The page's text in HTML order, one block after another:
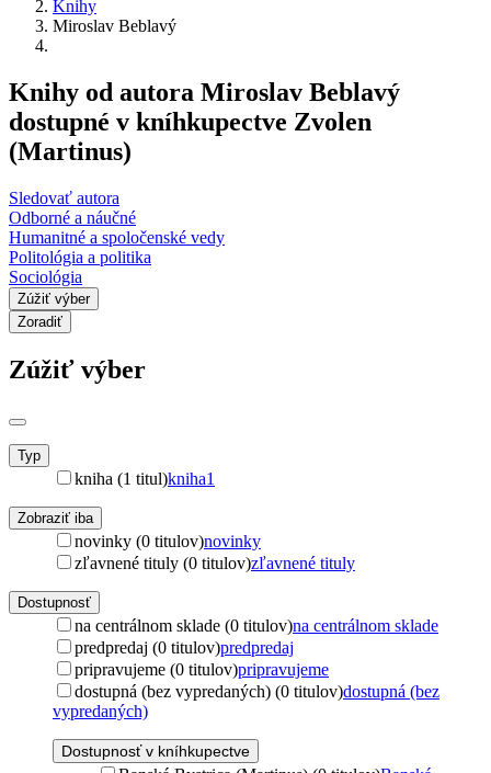
Knihy
Miroslav Beblavý
Knihy od autora Miroslav Beblavý
dostupné v kníhkupectve Zvolen
(Martinus)
Sledovať autora
Odborné a náučné
Humanitné a spoločenské vedy
Politológia a politika
Sociológia
Zúžiť výber
Zoradiť
Zúžiť výber
Typ
kniha (1 titul)kniha1
Zobraziť iba
novinky (0 titulov)novinky
zľavnené tituly (0 titulov)zľavnené tituly
Dostupnosť
na centrálnom sklade (0 titulov)na centrálnom sklade
predpredaj (0 titulov)predpredaj
pripravujeme (0 titulov)pripravujeme
dostupná (bez vypredaných) (0 titulov)dostupná (bez
vypredaných)
Dostupnosť v kníhkupectve